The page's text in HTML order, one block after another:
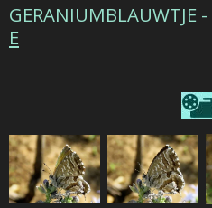
GERANIUMBLAUWTJE -
E